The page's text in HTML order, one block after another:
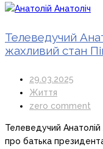
Телеведучий
жахливий стан
29.03.2025
Життя
zero comment
Телеведучий
про батька